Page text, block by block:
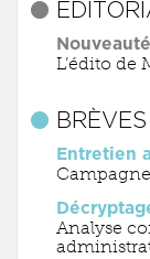
L’édito de
BRÈVES
Entretien
Analyse